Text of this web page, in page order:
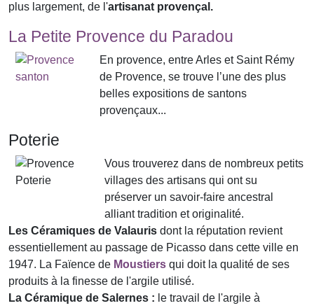
plus largement, de l'artisanat provençal.
La Petite Provence du Paradou
En provence, entre Arles et Saint Rémy
de Provence, se trouve l’une des plus
belles expositions de santons
provençaux...
Poterie
Vous trouverez dans de nombreux petits
villages des artisans qui ont su
préserver un savoir-faire ancestral
alliant tradition et originalité.
Les Céramiques de Valauris dont la réputation revient
essentiellement au passage de Picasso dans cette ville en
1947. La Faïence de Moustiers qui doit la qualité de ses
produits à la finesse de l'argile utilisé.
La Céramique de Salernes : le travail de l'argile à